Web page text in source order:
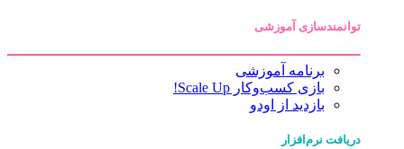
توانمندسازی آموزشی
برنامه آموزشی
بازی کسب‌وکار Scale Up!
بازدید از اودو
دریافت نرم‌افزار